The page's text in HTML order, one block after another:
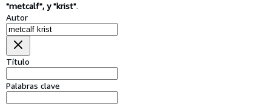
Cerrar sesión
Búsqueda avanzada
Colecciones
Libros antiguos
"metcalf", y "krist".
Autor
Título
Palabras clave